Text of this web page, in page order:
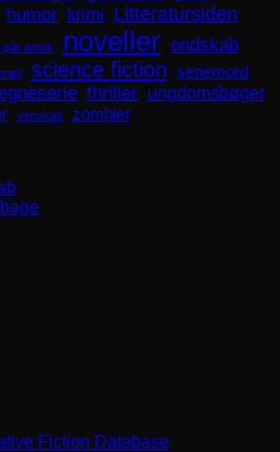
humor krimi Litteratursiden
går amok noveller ondskab
science fiction seriemord
thriller ungdomsbøger
venskab
zombier
Fiction Database